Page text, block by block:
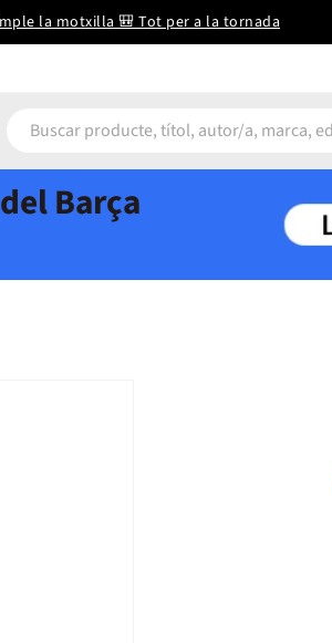
la motxilla 🎒 Tot per a la tornada
Barça